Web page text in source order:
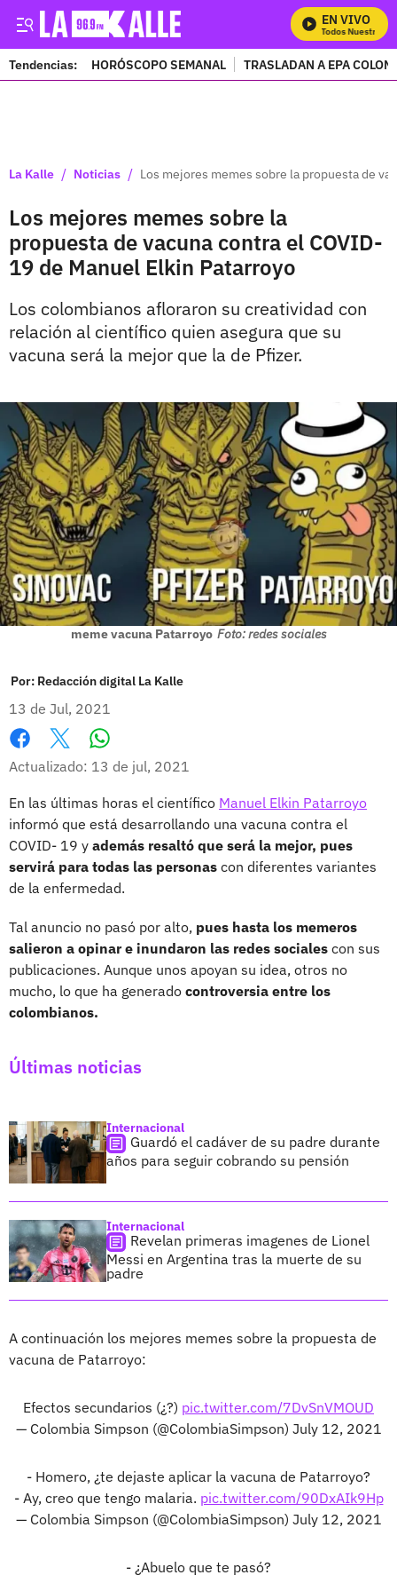
EN VIVO
Mira Todos Nuestros
Tendencias: HORÓSCOPO SEMANAL TRASLADAN A EPA
La Kalle / Noticias / Los mejores memes sobre la propuesta de
Los mejores memes sobre la
propuesta de vacuna contra el COVID-
19 de Manuel Elkin Patarroyo
Los colombianos afloraron su creatividad con
relación al científico quien asegura que su
vacuna será la mejor que la de Pfizer.
meme vacuna Patarroyo Foto: redes sociales
Por: Redacción digital La Kalle
13 de Jul, 2021
Facebook
X
Actualizado: 13 de jul, 2021
En las últimas horas el científico Manuel Elkin Patarroyo
informó que está desarrollando una vacuna contra el
COVID- 19 y además resaltó que será la mejor, pues
servirá para todas las personas con diferentes variantes
de la enfermedad.
Tal anuncio no pasó por alto, pues hasta los memeros
salieron a opinar e inundaron las redes sociales con sus
publicaciones. Aunque unos apoyan su idea, otros no
mucho, lo que ha generado controversia entre los
colombianos.
Últimas noticias
Internacional
Guardó el cadáver de su padre durante
años para seguir cobrando su pensión
Internacional
Revelan primeras imagenes de Lionel
Messi en Argentina tras la muerte de su
padre
A continuación los mejores memes sobre la propuesta de
vacuna de Patarroyo:
Efectos secundarios (¿?) pic.twitter.com/7DvSnVMOUD
— Colombia Simpson (@ColombiaSimpson) July 12, 2021
- Homero, ¿te dejaste aplicar la vacuna de Patarroyo?
- Ay, creo que tengo malaria. pic.twitter.com/90DxAIk9Hp
— Colombia Simpson (@ColombiaSimpson) July 12, 2021
- ¿Abuelo que te pasó?